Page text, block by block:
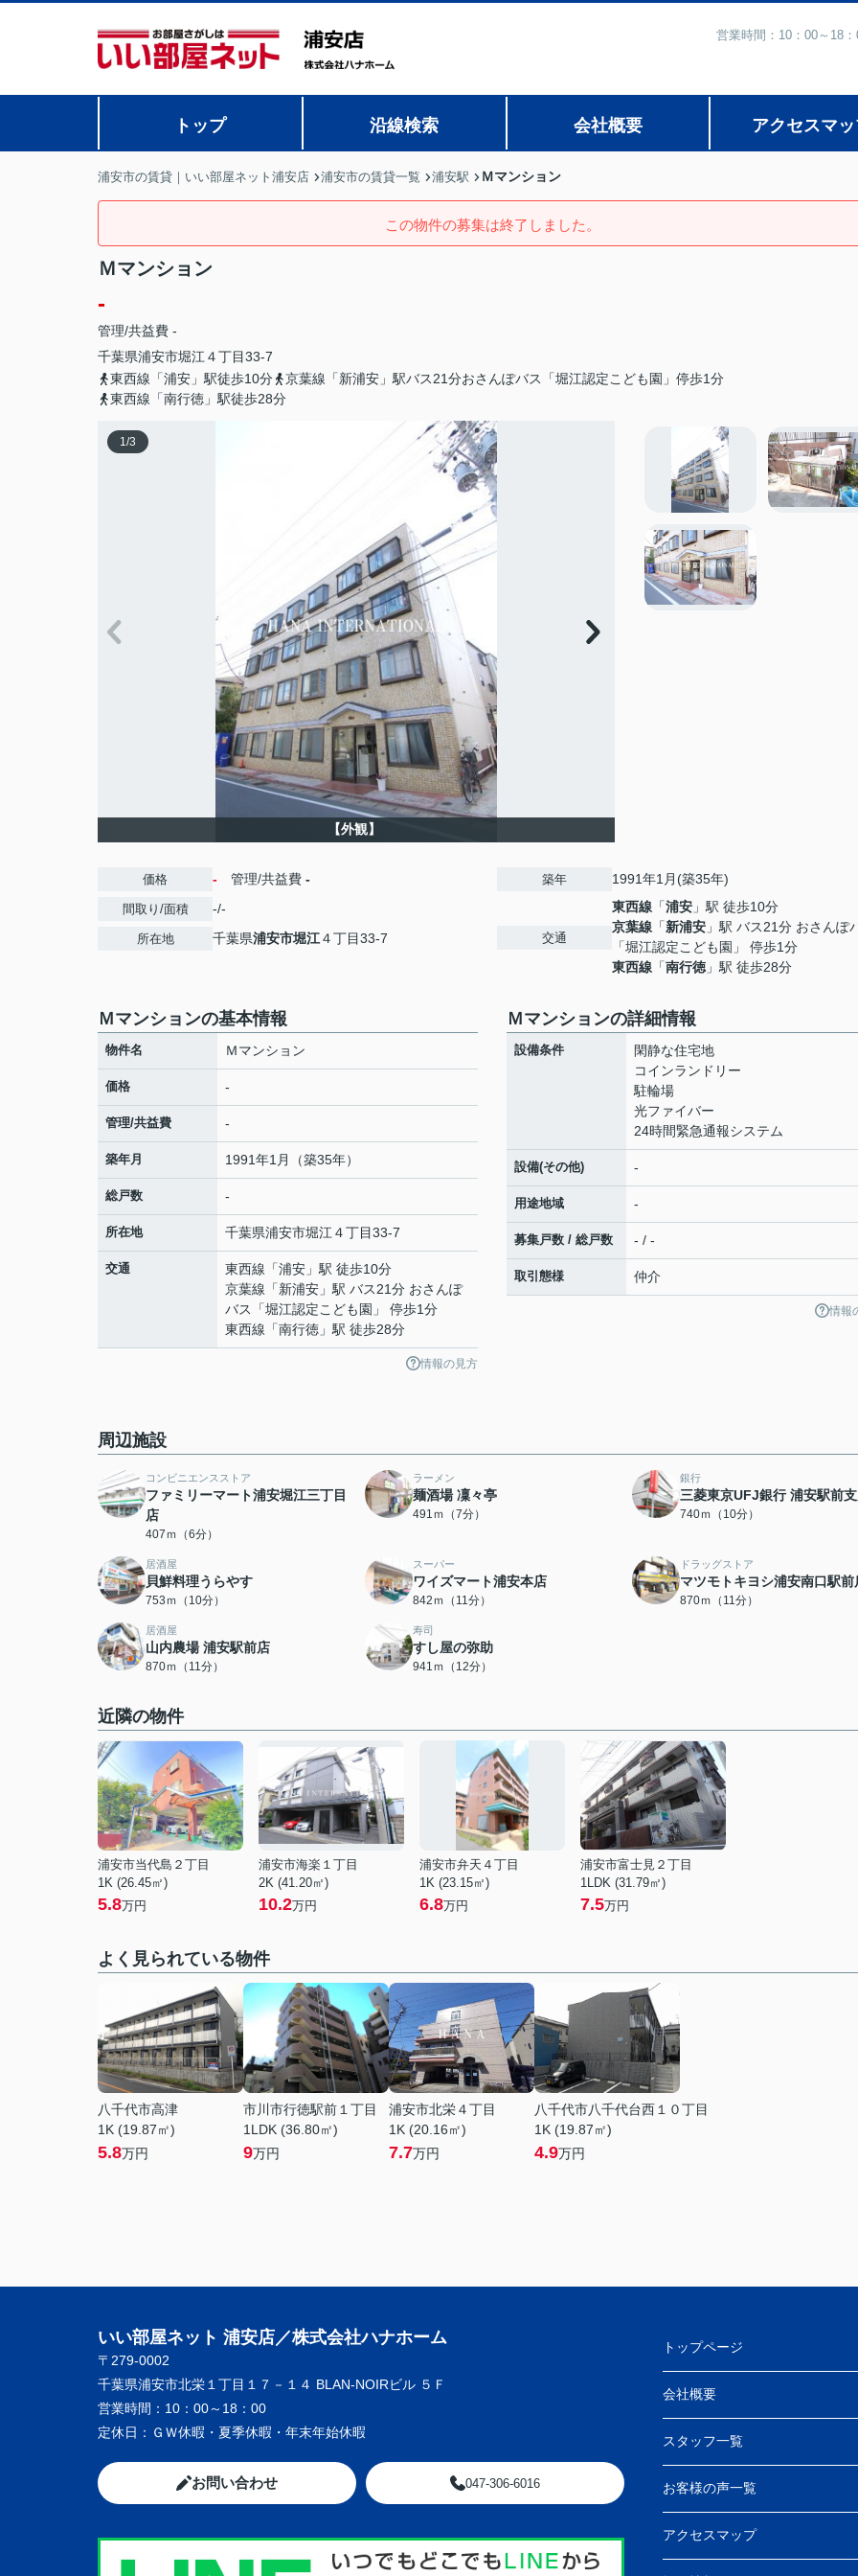
営業時間：10：00～18
トップ 沿線検索 会社概要 アクセスマ
浦安市の賃貸｜いい部屋ネット浦安店 浦安市の賃貸一覧 浦安駅 Ｍマンション
この物件の募集は終了しました。
Ｍマンション
-
管理/共益費 -
千葉県浦安市堀江 ４丁目33-7
東西線「浦安」駅徒歩10分
京葉線「新浦安」駅バス21分おさんぽバス「堀江認定こども園」停歩1分
東西線「南行徳」駅徒歩28分
1/3
【外観】
価格 - 管理/共益費 -
間取り/面積 -/-
所在地 千葉県浦安市堀江４丁目33-7
築年 1991年1月(築35年)
交通
東西線 「浦安 」駅 徒歩10分
京葉線 「新浦安 」駅 バス21分 おさんぽ
「堀江認定こども園」 停歩1分
東西線 「南行徳 」駅 徒歩28分
Ｍマンションの基本情報
物件名 Ｍマンション
価格 -
管理/共益費 -
築年月 1991年1月（築35年）
総戸数 -
所在地 千葉県浦安市堀江 ４丁目33-7
交通 東西線 「浦安 」駅 徒歩10分
京葉線 「新浦安 」駅 バス21分 おさんぽ
バス「堀江認定こども園」 停歩1分
東西線 「南行徳 」駅 徒歩28分
情報の見方
Ｍマンションの詳細情報
設備条件
閑静な住宅地
コインランドリー
駐輪場
光ファイバー
24時間緊急通報システム
設備(その他) -
用途地域 -
募集戸数 / 総戸数 - / -
取引態様 仲介
情報
周辺施設
コンビニエンスストア
ファミリーマート浦安堀江三丁目
店
407ｍ（6分）
ラーメン
麺酒場 凜々亭
491ｍ（7分）
銀行
三菱東京UFJ銀行 浦安駅前
740ｍ（10分）
居酒屋
貝鮮料理うらやす
753ｍ（10分）
スーパー
ワイズマート浦安本店
842ｍ（11分）
ドラッグストア
マツモトキヨシ浦安南口駅前
870ｍ（11分）
居酒屋
山内農場 浦安駅前店
870ｍ（11分）
寿司
すし屋の弥助
941ｍ（12分）
近隣の物件
浦安市当代島２丁目
1K (26.45㎡)
5.8万円
浦安市海楽１丁目
2K (41.20㎡)
10.2万円
浦安市弁天４丁目
1K (23.15㎡)
6.8万円
浦安市富士見２丁目
1LDK (31.79㎡)
7.5万円
よく見られている物件
八千代市高津
1K (19.87㎡)
5.8万円
市川市行徳駅前１丁目
1LDK (36.80㎡)
9万円
浦安市北栄４丁目
1K (20.16㎡)
7.7万円
八千代市八千代台西１０丁目
1K (19.87㎡)
4.9万円
いい部屋ネット 浦安店／株式会社ハナホーム
〒279-0002
千葉県浦安市北栄１丁目１７－１４ BLAN-NOIRビル ５Ｆ
営業時間： 10：00～18：00
定休日： ＧＷ休暇・夏季休暇・年末年始休暇
お問い合わせ 047-306-6016
トップページ
会社概要
スタッフ一覧
お客様の声一覧
アクセスマップ